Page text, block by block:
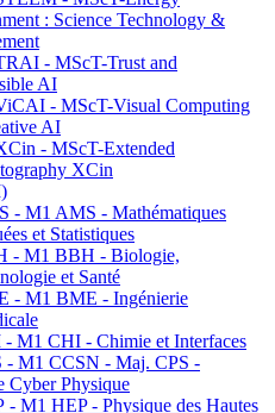
: Science Technology &
- MScT-Trust and
AI
- MScT-Visual Computing
AI
- MScT-Extended
XCin
- M1 AMS - Mathématiques
et Statistiques
- M1 BBH - Biologie,
et Santé
- M1 BME - Ingénierie
M1 CHI - Chimie et Interfaces
- M1 CCSN - Maj. CPS -
Cyber Physique
- M1 HEP - Physique des Hautes